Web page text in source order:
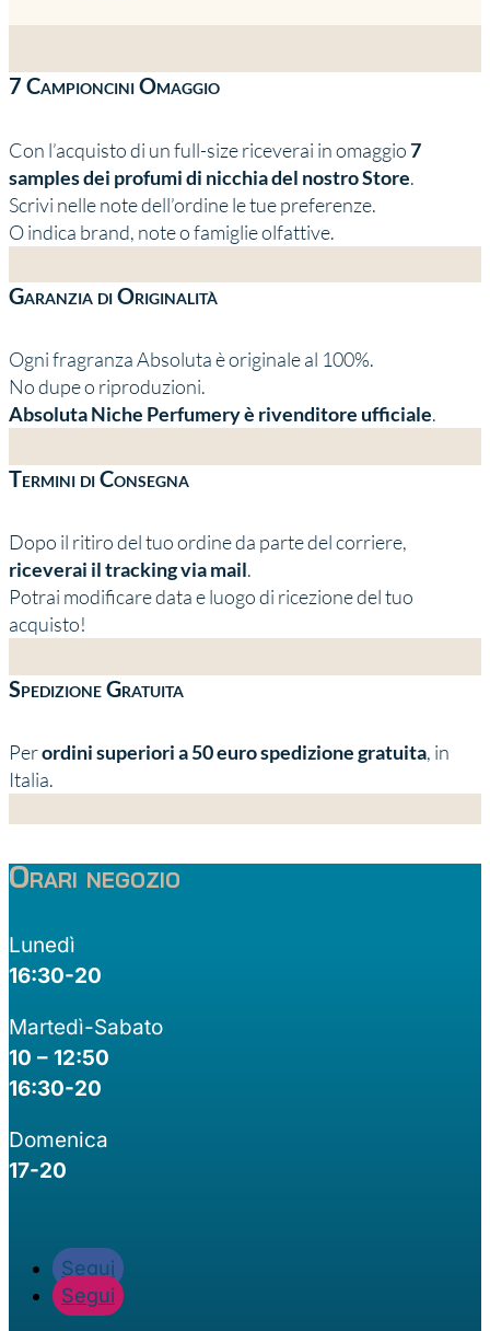
a
più
varianti.
opzioni
possono
essere
scelte
pagina
7 Campioncini Omaggio
Con l’acquisto di un full-size riceverai in omaggio7
samples dei profumi di nicchia del nostro Store.
Scrivi nelle note dell’ordine le tue preferenze.
O indica brand, note o famiglie olfattive.
Garanzia di Originalità
Ogni fragranza Absoluta è originale al 100%.
No dupe o riproduzioni.
Absoluta Niche Perfumery è rivenditore ufficiale.
Termini di Consegna
Dopo il ritiro del tuo ordine da parte del corriere,
riceverai il tracking via mail.
Potrai modificare data e luogo di ricezione del tuo
acquisto!
Spedizione Gratuita
Perordini superiori a 50 euro spedizione gratuita, in
Italia.
Orari negozio
Lunedì
16:30-20
Martedì-Sabato
10 – 12:50
16:30-20
Domenica
17-20
Segui
Segui